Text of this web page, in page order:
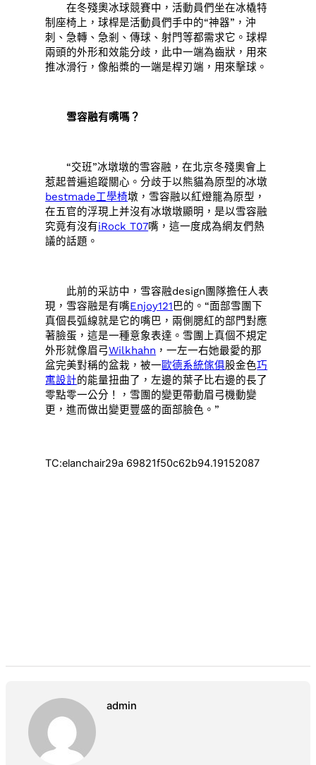
在冬殘奧冰球競賽中，活動員們坐在冰橇特
制座椅上，球桿是活動員們手中的“神器”，沖
刺、急轉、急剎、傳球、射門等都需求它。球桿
兩頭的外形和效能分歧，此中一端為齒狀，用來
推冰滑行，像船槳的一端是桿刃端，用來擊球。
雪容融有嘴嗎？
“交班”冰墩墩的雪容融，在北京冬殘奧會上
惹起普遍追蹤關心。分歧于以熊貓為原型的冰墩
bestmade工學椅墩，雪容融以紅燈籠為原型，
在五官的浮現上并沒有冰墩墩顯明，是以雪容融
究竟有沒有iRock T07嘴，這一度成為網友們熱
議的話題。
此前的采訪中，雪容融design團隊擔任人表
現，雪容融是有嘴Enjoy121巴的。“面部雪團下
真個長弧線就是它的嘴巴，兩側腮紅的部門對應
著臉蛋，這是一種意象表達。雪團上真個不規定
外形就像眉弓Wilkhahn ，一左一右她最愛的那
盆完美對稱的盆栽，被一歐德系統傢俱股金色巧
寓設計的能量扭曲了，左邊的葉子比右邊的長了
零點零一公分！，雪團的變更帶動眉弓機動變
更，進而做出變更豐盛的面部臉色。”
TC:elanchair29a 69821f50c62b94.19152087
admin